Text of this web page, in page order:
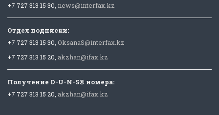
+7 727 313 15 30, news@interfax.kz
Отдел подписки:
+7 727 313 15 30, OksanaS@interfax.kz
+7 727 313 15 20, akzhan@ifax.kz
Получение D-U-N-S® номера:
+7 727 313 15 20, akzhan@ifax.kz